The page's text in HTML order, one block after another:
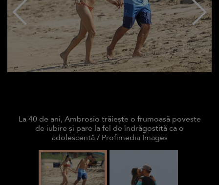
La 40 de ani, Ambrosio trăiește o frumoasă poveste
de iubire și pare la fel de îndrăgostită ca o
adolescentă / Profimedia Images